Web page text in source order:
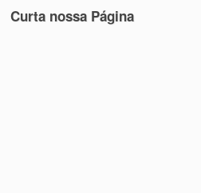
Curta nossa Página